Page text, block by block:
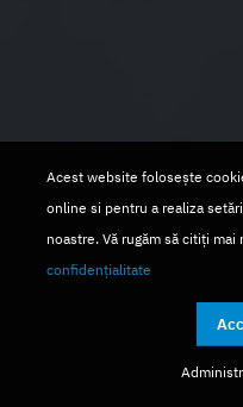
Acest website folosește
online si pentru a realiza
noastre. Vă rugăm să citiți mai
confidențialitate